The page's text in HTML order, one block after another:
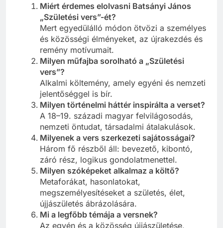
Miért érdemes elolvasni Batsányi János
„Születési vers”-ét?
Mert egyedülálló módon ötvözi a személyes
és közösségi élményeket, az újrakezdés és
remény motívumait.
Milyen műfajba sorolható a „Születési
vers”?
Alkalmi költemény, amely egyéni és nemzeti
jelentőséggel is bír.
Milyen történelmi háttér inspirálta a verset?
A 18–19. századi magyar felvilágosodás,
nemzeti öntudat, társadalmi átalakulások.
Milyenek a vers szerkezeti sajátosságai?
Három fő részből áll: bevezető, kibontó,
záró rész, logikus gondolatmenettel.
Milyen szóképeket alkalmaz a költő?
Metaforákat, hasonlatokat,
megszemélyesítéseket a születés, élet,
újjászületés ábrázolására.
Mi a legfőbb témája a versnek?
Az egyén és a közösség újjászületése,